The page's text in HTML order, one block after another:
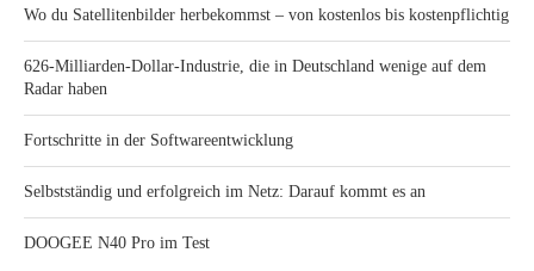
Wo du Satellitenbilder herbekommst – von kostenlos bis kostenpflichtig
626-Milliarden-Dollar-Industrie, die in Deutschland wenige auf dem
Radar haben
Fortschritte in der Softwareentwicklung
Selbstständig und erfolgreich im Netz: Darauf kommt es an
DOOGEE N40 Pro im Test